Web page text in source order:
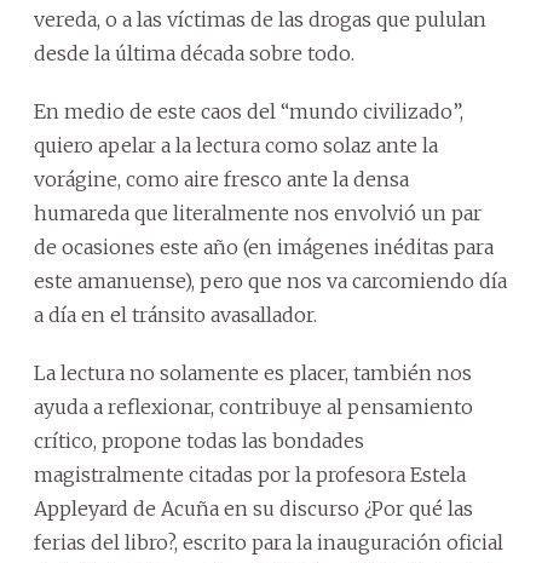
vereda, o a las víctimas de las drogas que pululan
desde la última década sobre todo.
En medio de este caos del “mundo civilizado”,
quiero apelar a la lectura como solaz ante la
vorágine, como aire fresco ante la densa
humareda que literalmente nos envolvió un par
de ocasiones este año (en imágenes inéditas para
este amanuense), pero que nos va carcomiendo día
a día en el tránsito avasallador.
La lectura no solamente es placer, también nos
ayuda a reflexionar, contribuye al pensamiento
crítico, propone todas las bondades
magistralmente citadas por la profesora Estela
Appleyard de Acuña en su discurso ¿Por qué las
ferias del libro?, escrito para la inauguración oficial